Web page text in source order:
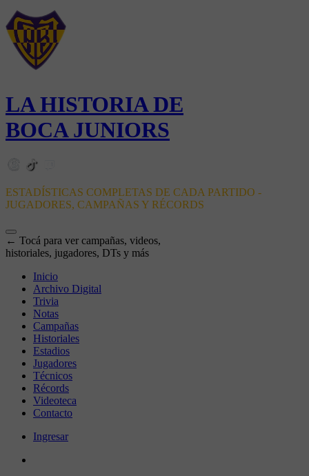
LA HISTORIA DE
BOCA JUNIORS
ESTADÍSTICAS COMPLETAS DE CADA PARTIDO -
JUGADORES, CAMPAÑAS Y RÉCORDS
← Tocá para ver campañas, videos,
historiales, jugadores, DTs y más
Inicio
Archivo Digital
Trivia
Notas
Campañas
Historiales
Estadios
Jugadores
Técnicos
Récords
Videoteca
Contacto
Ingresar